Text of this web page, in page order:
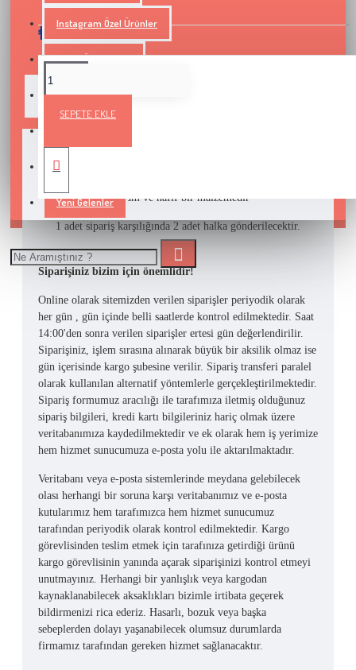
Instagram Özel Ürünler
Kendi Üretimimiz
Muhteşem Kasım İndirimleri
Yeni Gelenler
₺15,00
SEPETE EKLE
Açıklama Teslimat Bilgileri
Çanta ve aksesuar yapımında, zincirleri çantaya bağlamak için
Sağlam ve hafif bir malzemedir
1 adet sipariş karşılığında 2 adet halka gönderilecektir.
Siparişiniz bizim için önemlidir!
Online olarak sitemizden verilen siparişler periyodik olarak
her gün , gün içinde belli saatlerde kontrol edilmektedir. Saat
14:00'den sonra verilen siparişler ertesi gün değerlendirilir.
Siparişiniz, işlem sırasına alınarak büyük bir aksilik olmaz ise
gün içerisinde kargo şubesine verilir. Sipariş transferi paralel
olarak kullanılan alternatif yöntemlerle gerçekleştirilmektedir.
Sipariş formumuz aracılığı ile tarafımıza iletmiş olduğunuz
sipariş bilgileri, kredi kartı bilgileriniz hariç olmak üzere
veritabanımıza kaydedilmektedir ve ek olarak hem iş yerimize
hem hizmet sunucumuza e-posta yolu ile aktarılmaktadır.
Veritabanı veya e-posta sistemlerinde meydana gelebilecek
olası herhangi bir soruna karşı veritabanımız ve e-posta
kutularımız hem tarafımızca hem hizmet sunucumuz
tarafından periyodik olarak kontrol edilmektedir. Kargo
görevlisinden teslim etmek için tarafınıza getirdiği ürünü
kargo görevlisinin yanında açarak siparişinizi kontrol etmeyi
unutmayınız. Herhangi bir yanlışlık veya kargodan
kaynaklanabilecek aksaklıkları bizimle irtibata geçerek
bildirmenizi rica ederiz. Hasarlı, bozuk veya başka
sebeplerden dolayı yaşanabilecek olumsuz durumlarda
firmamız tarafından gereken hizmet sağlanacaktır.